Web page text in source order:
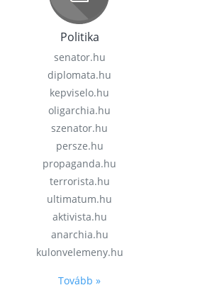
Politika
senator.hu
diplomata.hu
kepviselo.hu
oligarchia.hu
szenator.hu
persze.hu
propaganda.hu
terrorista.hu
ultimatum.hu
aktivista.hu
anarchia.hu
kulonvelemeny.hu
Tovább »